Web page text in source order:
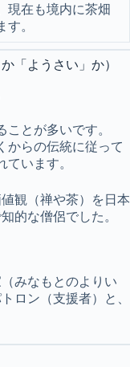
現在も境内に茶畑
す。
「ようさい」か）
とが多いです。
からの伝統に従って
ています。
観（禅や茶）を日本
的な僧侶でした。
みなもとのよりい
ロン（支援者）と、